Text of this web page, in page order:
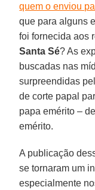
quem o enviou
que para alguns
foi fornecida aos
Santa Sé? As
buscadas nas
surpreendidas
de corte papal
papa emérito –
emérito.
A publicação
se tornaram um
especialmente